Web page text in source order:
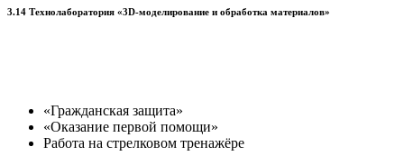
3.14 Технолаборатория «3D-моделирование и обработка материалов»
«Гражданская защита»
«Оказание первой помощи»
Работа на стрелковом тренажёре